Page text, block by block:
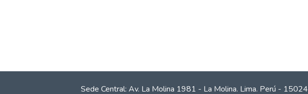
Sede Central: Av. La Molina 1981 - La Molina. Lima. Perú - 15024